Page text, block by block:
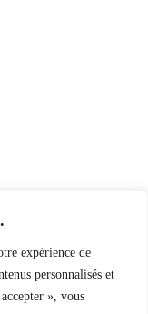
expérience de
personnalisés et
», vous